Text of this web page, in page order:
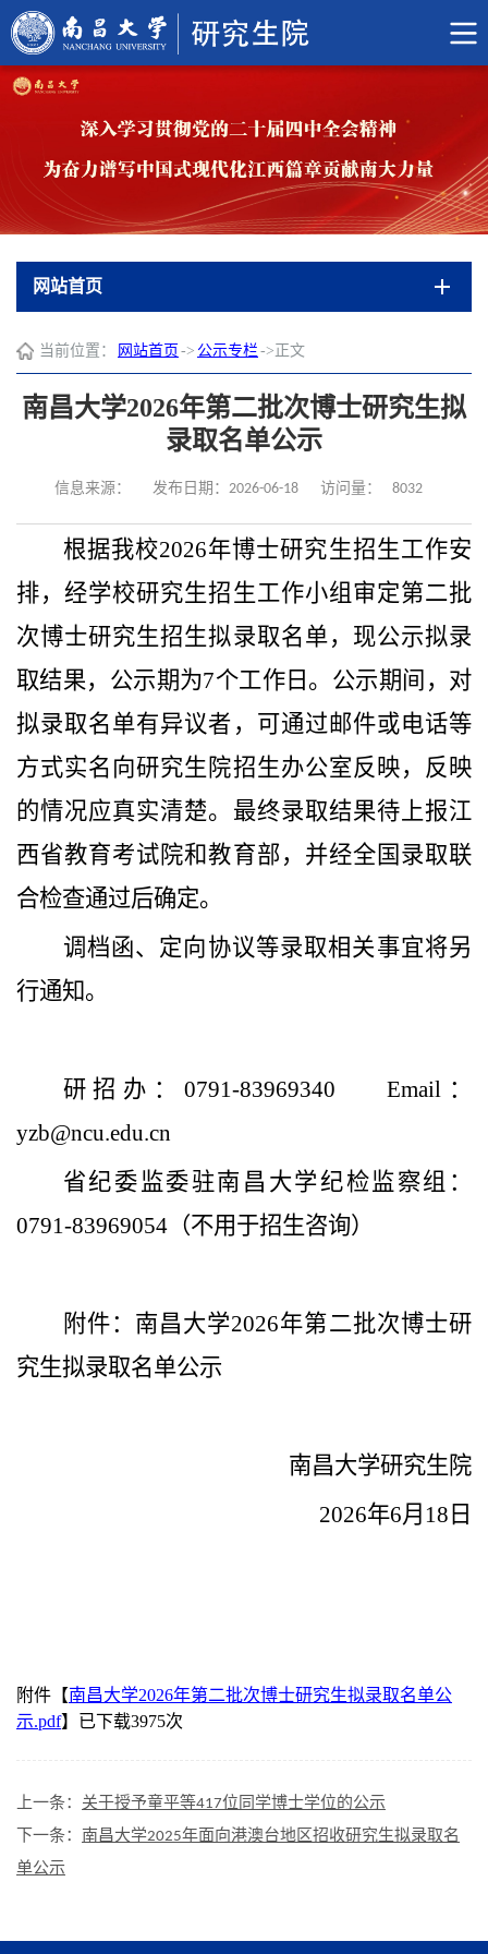
网站首页
当前位置： 网站首页 -> 公示专栏 -> 正文
南昌大学2026年第二批次博士研究生拟
录取名单公示
信息来源： 发布日期：2026-06-18 访问量： 8032
根据我校2026年博士研究生招生工作安
排，经学校研究生招生工作小组审定第二批
次博士研究生招生拟录取名单， 现公示拟录
取结果，公示期为7个工作日。公示期间，对
拟录取名单有异议者，可通过邮件或电话等
方式实名向研究生院招生办公室反映，反映
的情况应真实清楚。最终录取结果待上报江
西省教育考试院和教育部，并经全国录取联
合检查通过后确定。
调档函、定向协议等录取相关事宜将另
行通知。
研招办：0791-83969340 Email：
yzb@ncu.edu.cn
省纪委监委驻南昌大学纪检监察组：
0791-83969054（不用于招生咨询）
附件： 南昌大学2026年第二批次博士研
究生拟录取名单公示
南昌大学研究生院
2026年6月 18 日
附件【南昌大学2026年第二批次博士研究生拟录取名单公
示.pdf】已下载3975次
上一条： 关于授予童平等417位同学博士学位的公示
下一条： 南昌大学2025年面向港澳台地区招收研究生拟录取名
单公示